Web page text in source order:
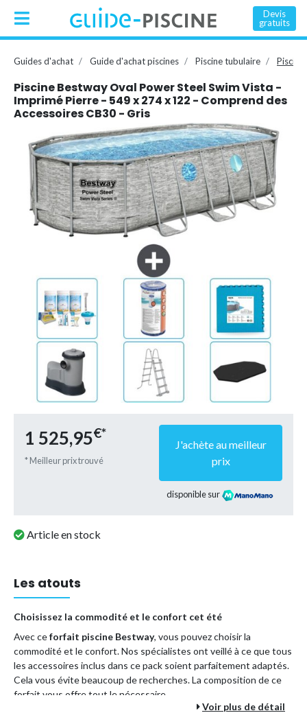
Devis
gratuits
Guides d'achat Guide d'achat piscines Piscine tubulaire
Piscine Bestway Oval Power Steel Swim Vista -
Imprimé Pierre - 549 x 274 x 122 - Comprend des
Accessoires CB30 - Gris
1 525,95€*
* Meilleur prix trouvé
J'achète au meilleur
prix
disponible sur
Article en stock
Les atouts
Choisissez la commodité et le confort cet été
Avec ceforfait piscine Bestway, vous pouvez choisir la
commodité et le confort. Nos spécialistes ont veillé à ce que tous
les accessoires inclus dans ce pack soient parfaitement adaptés.
Cela vous évite beaucoup de recherches. La composition de ce
forfait vous offre tout le nécessaire.
Voir plus de détail